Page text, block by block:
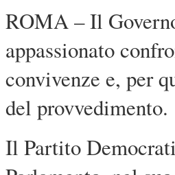
ROMA – Il
appassionato
convivenze e, per
del provvedimento.
Il Partito